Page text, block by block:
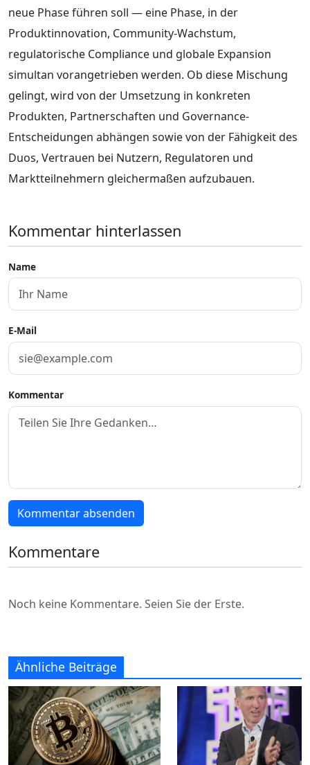
neue Phase führen soll — eine Phase, in der
Produktinnovation, Community‑Wachstum,
regulatorische Compliance und globale Expansion
simultan vorangetrieben werden. Ob diese Mischung
gelingt, wird von der Umsetzung in konkreten
Produkten, Partnerschaften und Governance-
Entscheidungen abhängen sowie von der Fähigkeit des
Duos, Vertrauen bei Nutzern, Regulatoren und
Marktteilnehmern gleichermaßen aufzubauen.
Kommentar hinterlassen
Name
E-Mail
Kommentar
Kommentar absenden
Kommentare
Noch keine Kommentare. Seien Sie der Erste.
Ähnliche Beiträge